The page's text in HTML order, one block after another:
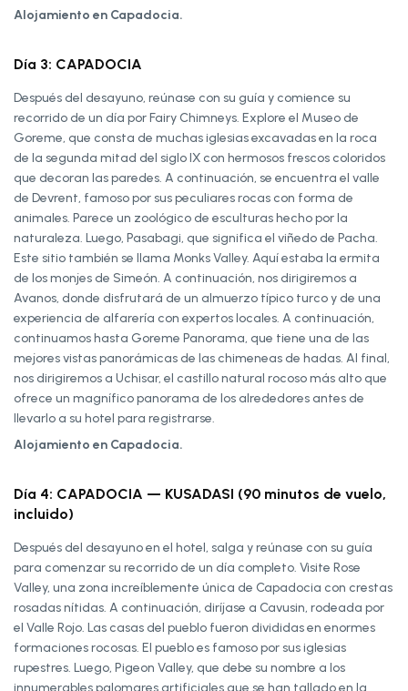
Alojamiento en Capadocia.
Día 3: CAPADOCIA
Después del desayuno, reúnase con su guía y comience su
recorrido de un día por Fairy Chimneys. Explore el Museo de
Goreme, que consta de muchas iglesias excavadas en la roca
de la segunda mitad del siglo IX con hermosos frescos coloridos
que decoran las paredes. A continuación, se encuentra el valle
de Devrent, famoso por sus peculiares rocas con forma de
animales. Parece un zoológico de esculturas hecho por la
naturaleza. Luego, Pasabagi, que significa el viñedo de Pacha.
Este sitio también se llama Monks Valley. Aquí estaba la ermita
de los monjes de Simeón. A continuación, nos dirigiremos a
Avanos, donde disfrutará de un almuerzo típico turco y de una
experiencia de alfarería con expertos locales. A continuación,
continuamos hasta Goreme Panorama, que tiene una de las
mejores vistas panorámicas de las chimeneas de hadas. Al final,
nos dirigiremos a Uchisar, el castillo natural rocoso más alto que
ofrece un magnífico panorama de los alrededores antes de
llevarlo a su hotel para registrarse.
Alojamiento en Capadocia.
Día 4: CAPADOCIA — KUSADASI (90 minutos de vuelo,
incluido)
Después del desayuno en el hotel, salga y reúnase con su guía
para comenzar su recorrido de un día completo. Visite Rose
Valley, una zona increíblemente única de Capadocia con crestas
rosadas nítidas. A continuación, diríjase a Cavusin, rodeada por
el Valle Rojo. Las casas del pueblo fueron divididas en enormes
formaciones rocosas. El pueblo es famoso por sus iglesias
rupestres. Luego, Pigeon Valley, que debe su nombre a los
innumerables palomares artificiales que se han tallado en la